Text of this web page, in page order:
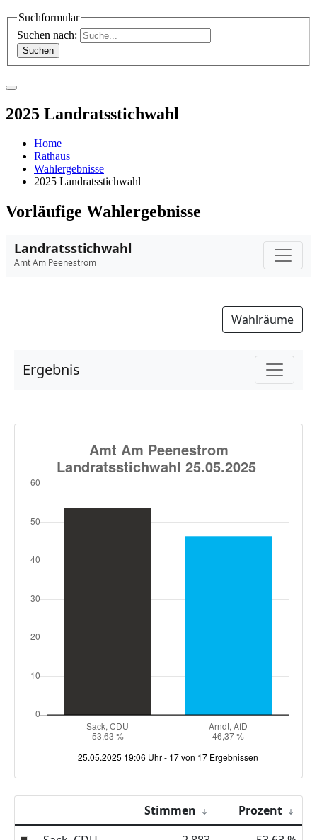
Suchformular
Suchen nach:
2025 Landratsstichwahl
Home
Rathaus
Wahlergebnisse
2025 Landratsstichwahl
Vorläufige Wahlergebnisse